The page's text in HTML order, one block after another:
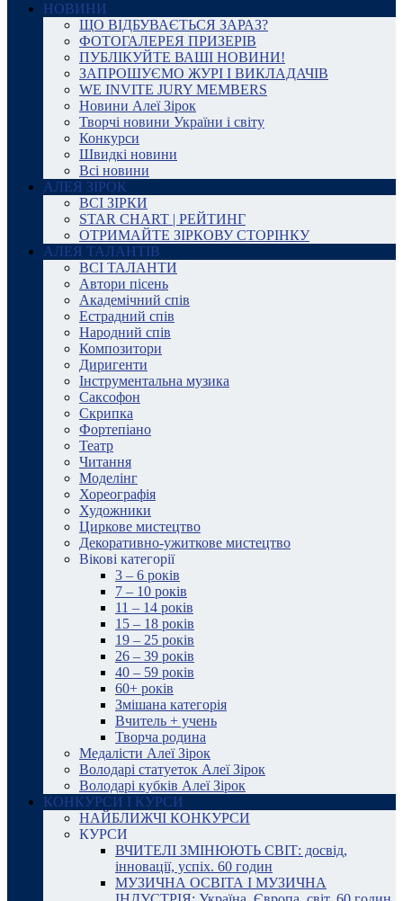
НОВИНИ
ЩО ВІДБУВАЄТЬСЯ ЗАРАЗ?
ФОТОГАЛЕРЕЯ ПРИЗЕРІВ
ПУБЛІКУЙТЕ ВАШІ НОВИНИ!
ЗАПРОШУЄМО ЖУРІ І ВИКЛАДАЧІВ
WE INVITE JURY MEMBERS
Новини Алеї Зірок
Творчі новини України і світу
Конкурси
Швидкі новини
Всі новини
АЛЕЯ ЗІРОК
ВСІ ЗІРКИ
STAR CHART | РЕЙТИНГ
ОТРИМАЙТЕ ЗІРКОВУ СТОРІНКУ
АЛЕЯ ТАЛАНТІВ
ВСІ ТАЛАНТИ
Автори пісень
Академічний спів
Естрадний спів
Народний спів
Композитори
Диригенти
Інструментальна музика
Саксофон
Скрипка
Фортепіано
Театр
Читання
Моделінг
Хореографія
Художники
Циркове мистецтво
Декоративно-ужиткове мистецтво
Вікові категорії
3 – 6 років
7 – 10 років
11 – 14 років
15 – 18 років
19 – 25 років
26 – 39 років
40 – 59 років
60+ років
Змішана категорія
Вчитель + учень
Творча родина
Медалісти Алеї Зірок
Володарі статуеток Алеї Зірок
Володарі кубків Алеї Зірок
КОНКУРСИ І КУРСИ
НАЙБЛИЖЧІ КОНКУРСИ
КУРСИ
ВЧИТЕЛІ ЗМІНЮЮТЬ СВІТ: досвід,
інновації, успіх. 60 годин
МУЗИЧНА ОСВІТА І МУЗИЧНА